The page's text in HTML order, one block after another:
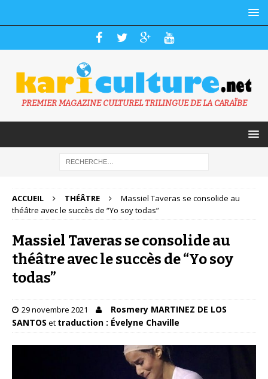
PREMIER MAGAZINE CULTUREL TRILINGUE DE LA CARAÏBE
ACCUEIL THÉÂTRE
Massiel Taveras se consolide au
théâtre avec le succès de “Yo soy todas”
Massiel Taveras se consolide au
théâtre avec le succès de “Yo soy
todas”
29 novembre 2021
Rosmery MARTINEZ DE LOS
SANTOS et traduction : Évelyne Chaville